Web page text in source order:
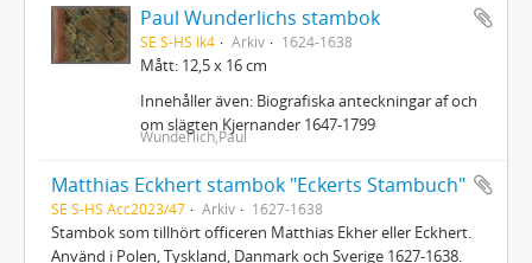
Paul Wunderlichs stambok
SE S-HS Ik4 Arkiv 1624-1638
Mått: 12,5 x 16 cm
Innehåller även: Biografiska anteckningar af och
om slägten Kjernander 1647-1799
Wunderlich,Paul
Matthias Eckhert stambok "Eckerts Stambuch"
SE S-HS Acc2023/47 Arkiv 1627-1638
Stambok som tillhört officeren Matthias Ekher eller Eckhert.
Använd i Polen, Tyskland, Danmark och Sverige 1627-1638.